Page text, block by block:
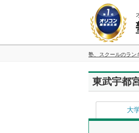
塾、スクールのラン
東武宇都
大